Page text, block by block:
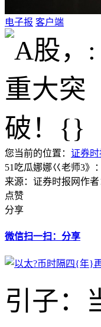
电子报 客户端
您当前的位置： 证券时
51吃瓜娜娜巜老师3》
来源：证券时报网作者
点赞
分享
微信扫一扫：分享
引子：